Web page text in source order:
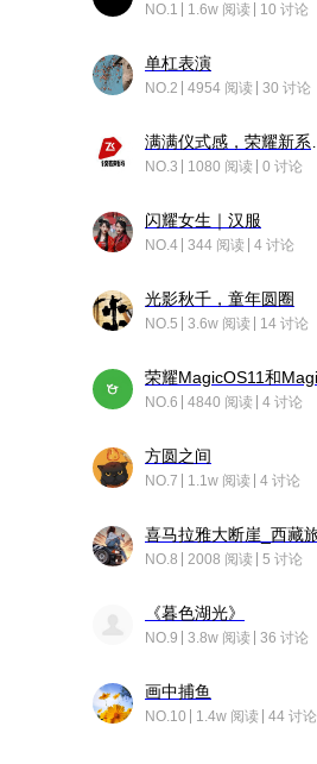
NO.1 1.6w 阅读 10 讨论
单杠表演
NO.2 4954 阅读 30 讨论
NO.3 1080 阅读 0 讨论
闪耀女生｜汉服
NO.4 344 阅读 4 讨论
光影秋千，童年圆圈
NO.5 3.6w 阅读 14 讨论
NO.6 4840 阅读 4 讨论
方圆之间
NO.7 1.1w 阅读 4 讨论
NO.8 2008 阅读 5 讨论
《暮色湖光》
NO.9 3.8w 阅读 36 讨论
画中捕鱼
NO.10 1.4w 阅读 44 讨论